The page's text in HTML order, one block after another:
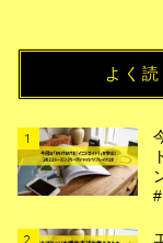
よく
1
2